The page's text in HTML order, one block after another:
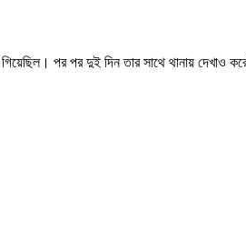
পর পর দুই দিন তার সাথে থানায় দেখাও